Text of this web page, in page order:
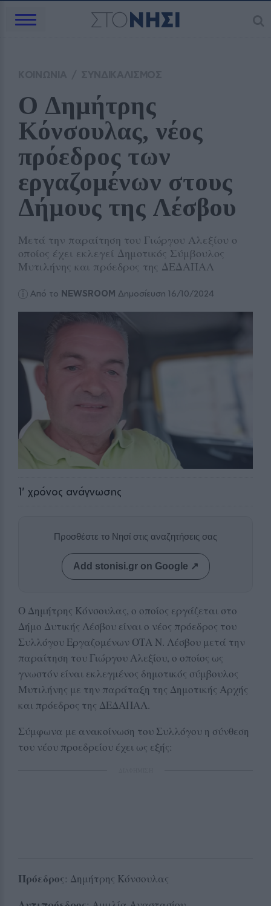
Ο Δημήτρης
Κόνσουλας, νέος
πρόεδρος των
εργαζομένων στους
Δήμους της Λέσβου
Μετά την παραίτηση του Γιώργου Αλεξίου ο
οποίος έχει εκλεγεί Δημοτικός Σύμβουλος
Μυτιλήνης και πρόεδρος της ΔΕΔΑΠΑΛ
Από το NEWSROOM Δημοσίευση 16/10/2024
1' χρόνος ανάγνωσης
Προσθέστε το Νησί στις αναζητήσεις σας
Add stonisi.gr on Google ↗
Ο Δημήτρης Κόνσουλας, ο οποίος εργάζεται στο
Δήμο Δυτικής Λέσβου είναι ο νέος πρόεδρος του
Συλλόγου Εργαζομένων ΟΤΑ Ν. Λέσβου μετά την
παραίτηση του Γιώργου Αλεξίου, ο οποίος ως
γνωστόν είναι εκλεγμένος δημοτικός σύμβουλος
Μυτιλήνης με την παράταξη της Δημοτικής Αρχής
και πρόεδρος της ΔΕΔΑΠΑΛ.
Σύμφωνα με ανακοίνωση του Συλλόγου η σύνθεση
του νέου προεδρείου έχει ως εξής:
Πρόεδρος: Δημήτρης Κόνσουλας